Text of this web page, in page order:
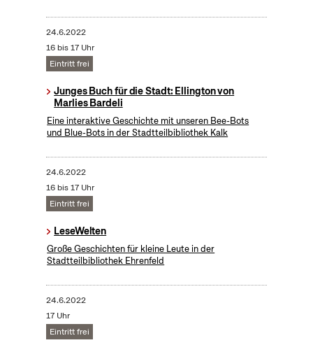
24.6.2022
16 bis 17 Uhr
Eintritt frei
Junges Buch für die Stadt: Ellington von
Marlies Bardeli
Eine interaktive Geschichte mit unseren Bee-Bots
und Blue-Bots in der Stadtteilbibliothek Kalk
24.6.2022
16 bis 17 Uhr
Eintritt frei
LeseWelten
Große Geschichten für kleine Leute in der
Stadtteilbibliothek Ehrenfeld
24.6.2022
17 Uhr
Eintritt frei